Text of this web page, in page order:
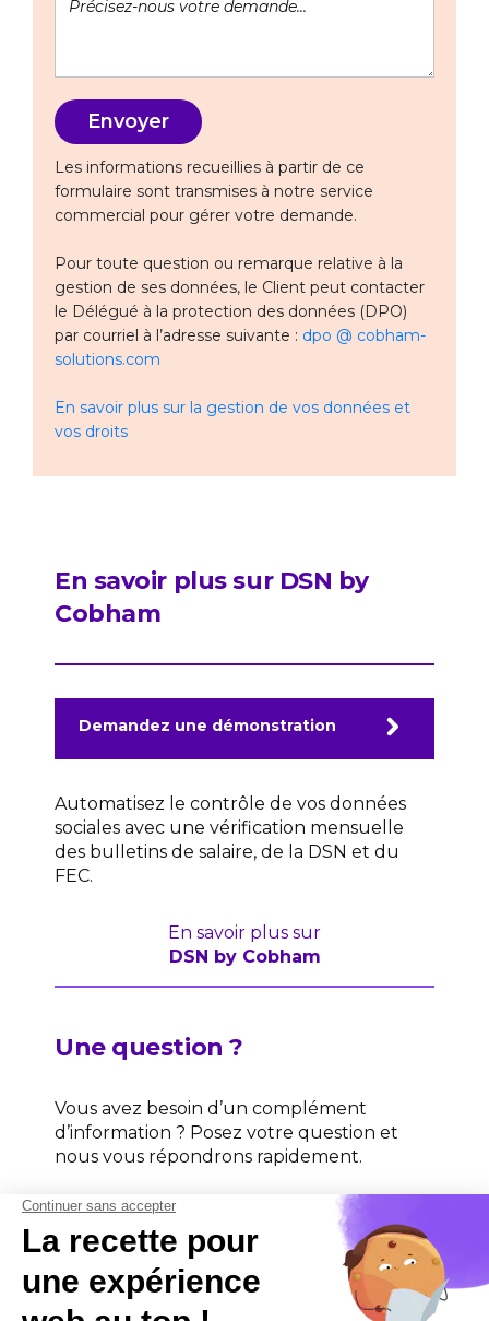
Les informations recueillies à partir de ce
formulaire sont transmises à notre service
commercial pour gérer votre demande.
Pour toute question ou remarque relative à la
gestion de ses données, le Client peut contacter
le Délégué à la protection des données (DPO)
par courriel à l’adresse suivante : dpo @ cobham-
solutions.com
En savoir plus sur la gestion de vos données et
vos droits
En savoir plus sur DSN by
Cobham
Demandez une démonstration
Automatisez le contrôle de vos données
sociales avec une vérification mensuelle
des bulletins de salaire, de la DSN et du
FEC.
En savoir plus sur
DSN by Cobham
Une question ?
Vous avez besoin d’un complément
d’information ? Posez votre question et
nous vous répondrons rapidement.
Contactez-nous